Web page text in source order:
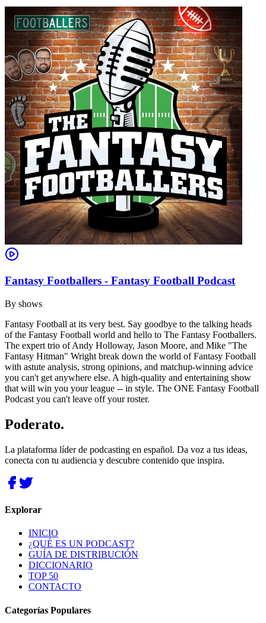
Fantasy Footballers - Fantasy Football Podcast
By shows
Fantasy Football at its very best. Say goodbye to the talking heads
of the Fantasy Football world and hello to The Fantasy Footballers.
The expert trio of Andy Holloway, Jason Moore, and Mike "The
Fantasy Hitman" Wright break down the world of Fantasy Football
with astute analysis, strong opinions, and matchup-winning advice
you can't get anywhere else. A high-quality and entertaining show
that will win you your league -- in style. The ONE Fantasy Football
Podcast you can't leave off your roster.
Poderato.
La plataforma líder de podcasting en español. Da voz a tus ideas,
conecta con tu audiencia y descubre contenido que inspira.
Explorar
INICIO
¿QUÉ ES UN PODCAST?
GUÍA DE DISTRIBUCIÓN
DICCIONARIO
TOP 50
CONTACTO
Categorías Populares